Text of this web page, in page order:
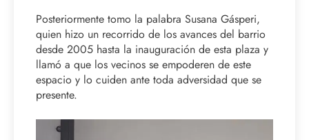
Posteriormente tomo la palabra Susana Gásperi,
quien hizo un recorrido de los avances del barrio
desde 2005 hasta la inauguración de esta plaza y
llamó a que los vecinos se empoderen de este
espacio y lo cuiden ante toda adversidad que se
presente.